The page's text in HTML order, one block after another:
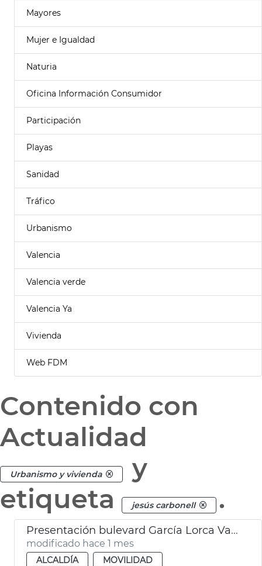
Mayores
Mujer e Igualdad
Naturia
Oficina Información Consumidor
Participación
Playas
Sanidad
Tráfico
Urbanismo
Valencia
Valencia verde
Valencia Ya
Vivienda
Web FDM
Contenido con
Actualidad
Urbanismo y vivienda
y
etiqueta
jesús carbonell .
Presentación bulevard García Lorca València
modificado hace 1 mes
ALCALDÍA
MOVILIDAD